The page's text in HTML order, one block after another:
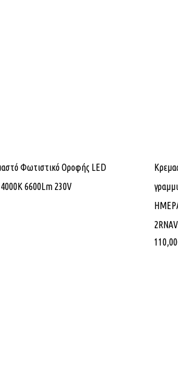
Φωτιστικό Οροφής LED
6600Lm 230V
110,00